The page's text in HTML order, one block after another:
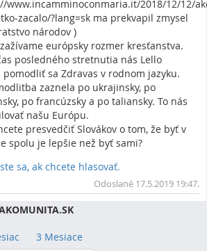
www.incamminoconmaria.it/2018/12/12/
zacalo/?lang=sk ma prekvapil zmysel
národov )
európsky rozmer kresťanstva.
posledného stretnutia nás Lello
pomodliť sa Zdravas v rodnom jazyku.
zaznela po ukrajinsky, po
po francúzsky a po taliansky. To nás
našu Európu.
presvedčiť Slovákov o tom, že byť v
spolu je lepšie než byť sami?
sa, ak chcete hlasovať.
Odoslané 17.5.2019 19:47.
3 Mesiace